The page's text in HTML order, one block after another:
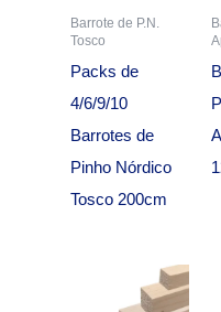
Barrote de P.N.
Tosco
Packs de
4/6/9/10
Barrotes de
Pinho Nórdico
Tosco 200cm